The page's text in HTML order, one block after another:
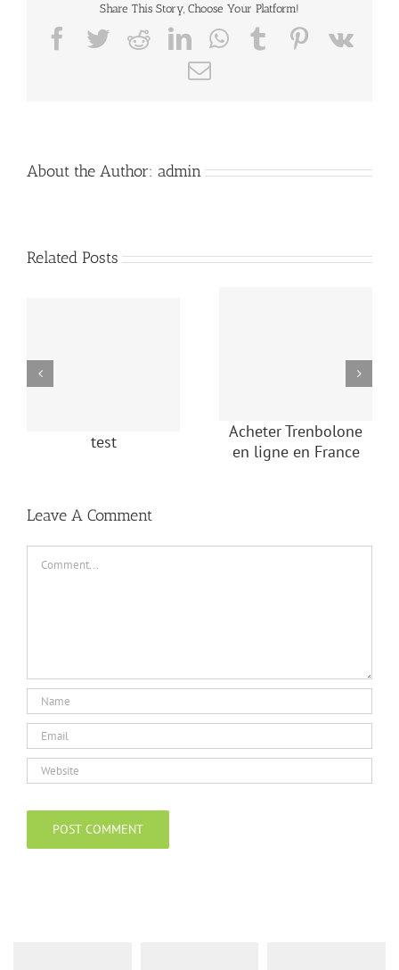
Share This Story, Choose Your Platform!
Facebook
TwitterRedditLinkedInWhatsApp
TumblrPinterest
Vk
Email
About the Author: admin
Related Posts
test
Acheter Trenbolone
en ligne en France
Leave A Comment